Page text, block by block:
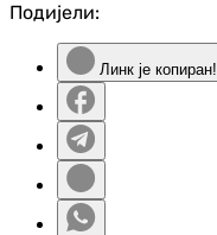
Подијели:
Линк је копиран!